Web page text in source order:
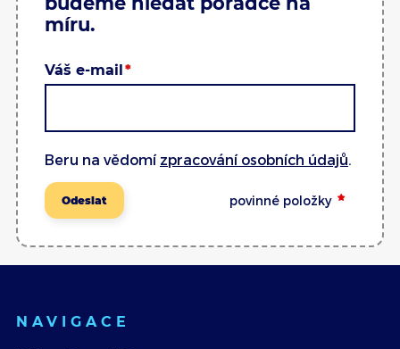
míru.
Váš e-mail
Beru na vědomí zpracování osobních údajů.
Odeslat povinné položky
NAVIGACE